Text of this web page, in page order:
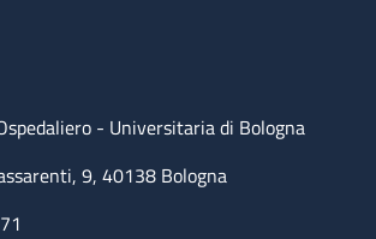
- Universitaria di Bologna
9, 40138 Bologna